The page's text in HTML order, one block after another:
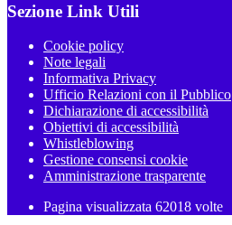
Sezione Link Utili
Cookie policy
Note legali
Informativa Privacy
Ufficio Relazioni con il Pubblico
Dichiarazione di accessibilità
Obiettivi di accessibilità
Whistleblowing
Gestione consensi cookie
Amministrazione trasparente
Pagina visualizzata 62018 volte